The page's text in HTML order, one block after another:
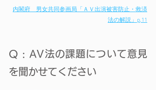
内閣府　男女共同参画局「ＡＶ出演被害防止・救済
法の解説」p,11
Q : AV法の課題について意見
を聞かせてください